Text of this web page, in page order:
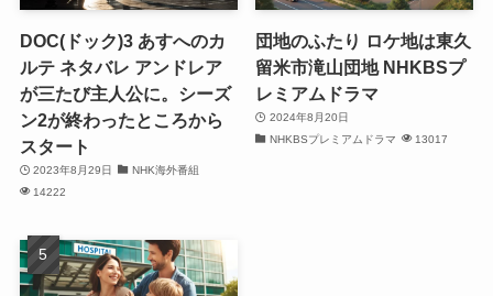
DOC(ドック)3 あすへのカ
ルテ ネタバレ アンドレア
が三たび主人公に。シーズ
ン2が終わったところから
スタート
2023年8月29日
NHK海外番組
14222
団地のふたり ロケ地は東久
留米市滝山団地 NHKBSプ
レミアムドラマ
2024年8月20日
NHKBSプレミアムドラマ
13017